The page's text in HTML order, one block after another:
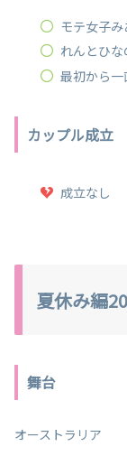
モテ女子
れんとひ
最初から
カップル成立
成立なし
夏休み編
舞台
オーストラリア